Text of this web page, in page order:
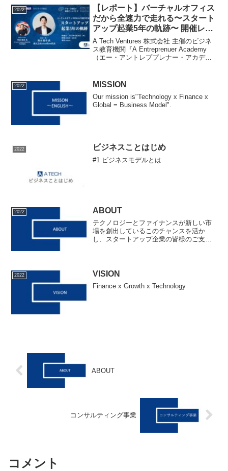
2022
【レポート】バーチャルオフィス
だから全速力で走れる〜スタート
アップ起業5年の軌跡〜 開催レポ
ート
A Tech Ventures 株式会社 主催のビジネ
ス教育機関『A Entreprenuer Academy
（エー・アントレププレナー・アカデミ
リア戦略等に役立つコ...
2022 MISSION
Our mission is"Technology x Finance x
Global = Business Model".
2022 ビジネスことはじめ
#1 ビジネスモデルとは
2022 ABOUT
テクノロジーとファイナンスが新しい市
場を創出しているこのチャンスを活か
し、スタートアップ企業の皆様のご支援
2022 VISION
Finance x Growth x Technology
ABOUT
コンサルティング事業
コメント